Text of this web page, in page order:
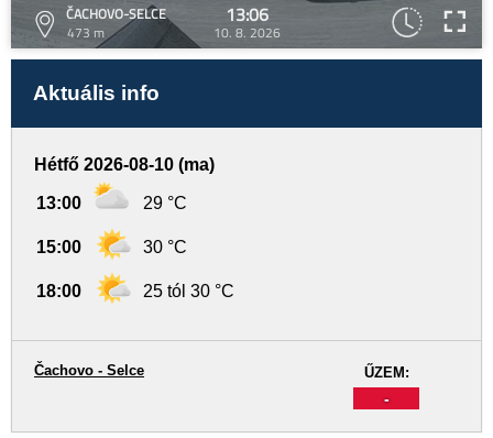
ČACHOVO-SELCE
473 m
13:06
10. 8. 2026
Aktuális info
Hétfő 2026-08-10 (ma)
13:00 29 °C
15:00 30 °C
18:00 25 tól 30 °C
ŰZEM:
-
Čachovo - Selce